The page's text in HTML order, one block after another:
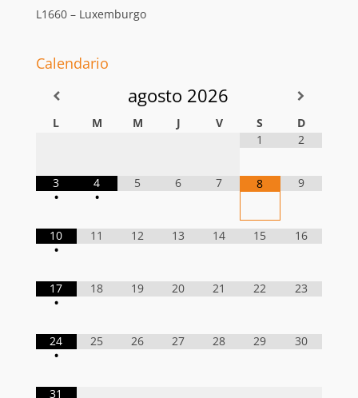
L1660 – Luxemburgo
Calendario
agosto 2026
L M M J V S
D
1
2
3
•
4
•
5 6 7 8 9
10
•
11 12 13 14 15 16
17
•
18 19 20 21 22 23
24
•
25 26 27 28 29 30
31